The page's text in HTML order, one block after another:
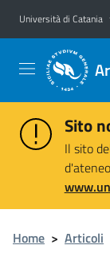
Vai al contenuto
Vai al menu di
Università di Catania
Sito
Il sito
Home > Articoli